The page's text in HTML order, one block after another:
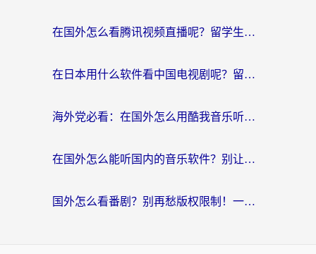
在国外怎么看腾讯视频直播呢？留学生亲测有效的回国加速指南
在日本用什么软件看中国电视剧呢？留学生亲测有效的回国加速方案
海外党必看：在国外怎么用酷我音乐听音乐？告别“地区不支持”的实用指南
在国外怎么能听国内的音乐软件？别让版权限制断了你的“中文歌单”
国外怎么看番剧？别再愁版权限制！一个工具解决所有回国追剧难题